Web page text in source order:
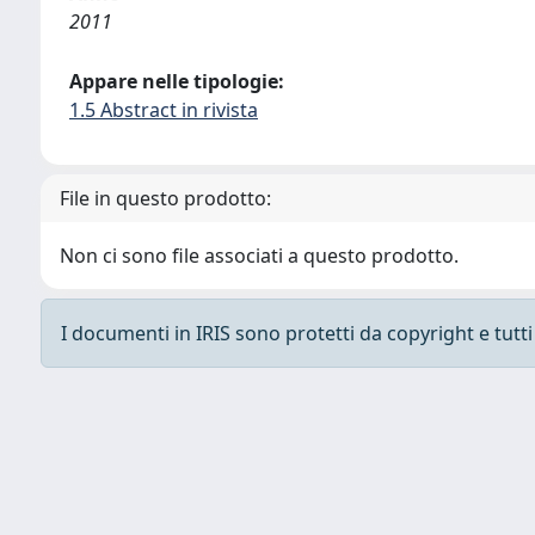
2011
Appare nelle tipologie:
1.5 Abstract in rivista
File in questo prodotto:
Non ci sono file associati a questo prodotto.
I documenti in IRIS sono protetti da copyright e